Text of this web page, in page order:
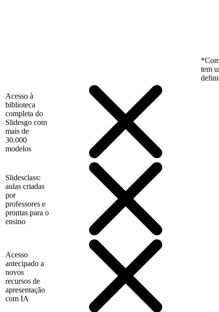
tem
Acesso à
biblioteca
completa do
Slidesgo com
mais de
30.000
modelos
Slidesclass:
aulas criadas
por
professores e
prontas para o
ensino
Acesso
antecipado a
novos
recursos de
apresentação
com IA